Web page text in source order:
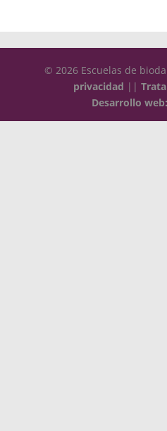
© 2026 Escuelas de
privacidad ||
Desarrollo